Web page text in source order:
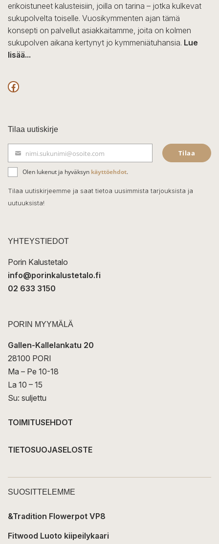
erikoistuneet kalusteisiin, joilla on tarina – jotka kulkevat
sukupolvelta toiselle. Vuosikymmenten ajan tämä
konsepti on palvellut asiakkaitamme, joita on kolmen
sukupolven aikana kertynyt jo kymmeniätuhansia. Lue
lisää...
F
c
e
b
o
o
k
Tilaa uutiskirje
ä
h
k
t
nimi.sukunimi@osoite.com Tilaa
Olen lukenut ja hyväksyn käyttöehdot.
Tilaa uutiskirjeemme ja saat tietoa uusimmista tarjouksista ja
uutuuksista!
YHTEYSTIEDOT
Porin Kalustetalo
info@porinkalustetalo.fi
02 633 3150
PORIN MYYMÄLÄ
Gallen-Kallelankatu 20
28100 PORI
Ma – Pe 10-18
La 10 – 15
Su: suljettu
TOIMITUSEHDOT
TIETOSUOJASELOSTE
SUOSITTELEMME
&Tradition Flowerpot VP8
Fitwood Luoto kiipeilykaari